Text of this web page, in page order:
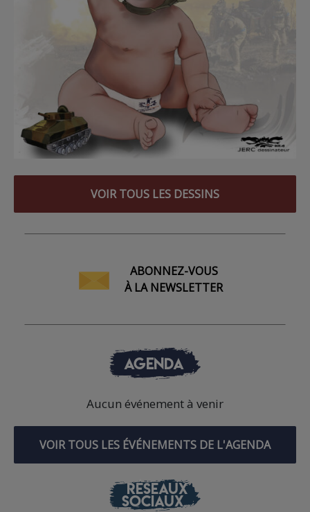
VOIR TOUS LES DESSINS
ABONNEZ-VOUS
À LA NEWSLETTER
AGENDA
Aucun événement à venir
VOIR TOUS LES ÉVÉNEMENTS DE L'AGENDA
RÉSEAUX
SOCIAUX